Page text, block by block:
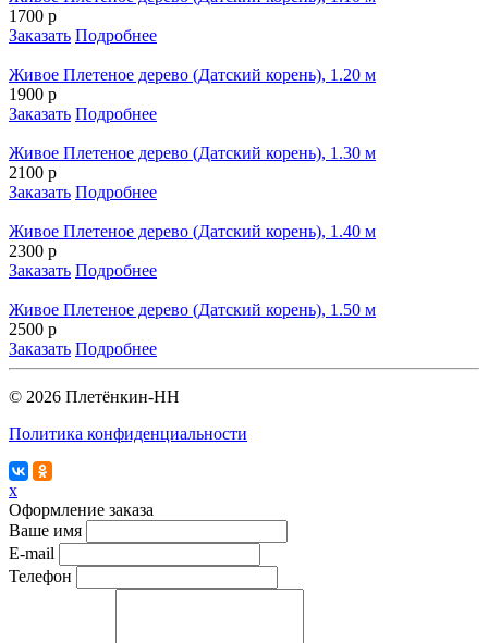
1700 р
Заказать Подробнее
Живое Плетеное дерево (Датский корень), 1.20 м
1900 р
Заказать Подробнее
Живое Плетеное дерево (Датский корень), 1.30 м
2100 р
Заказать Подробнее
Живое Плетеное дерево (Датский корень), 1.40 м
2300 р
Заказать Подробнее
Живое Плетеное дерево (Датский корень), 1.50 м
2500 р
Заказать Подробнее
© 2026 Плетёнкин-НН
Политика конфиденциальности
x
Оформление заказа
Ваше имя
E-mail
Телефон